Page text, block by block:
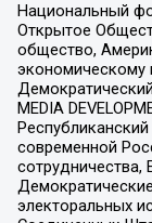
Национальный
Открытое
общество,
экономическому
MEDIA
современной
электоральных